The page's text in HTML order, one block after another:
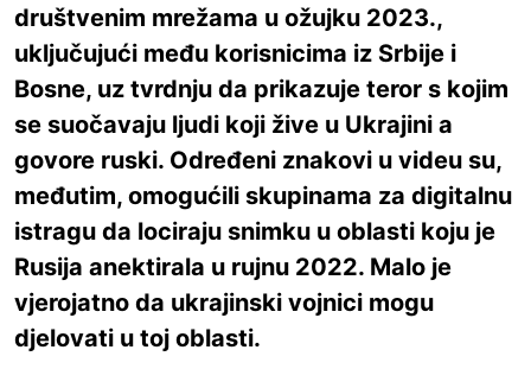
društvenim mrežama u ožujku 2023.,
uključujući među korisnicima iz Srbije i
Bosne, uz tvrdnju da prikazuje teror s kojim
se suočavaju ljudi koji žive u Ukrajini a
govore ruski. Određeni znakovi u videu su,
međutim, omogućili skupinama za digitalnu
istragu da lociraju snimku u oblasti koju je
Rusija anektirala u rujnu 2022. Malo je
vjerojatno da ukrajinski vojnici mogu
djelovati u toj oblasti.